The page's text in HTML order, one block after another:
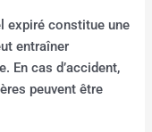
expiré constitue une
entraîner
En cas d’accident,
peuvent être